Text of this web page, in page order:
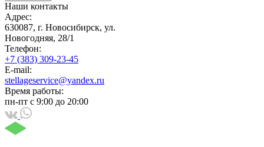
Наши контакты
Адрес:
630087, г. Новосибирск, ул.
Новогодняя, 28/1
Телефон:
+7 (383) 309-23-45
E-mail:
stellageservice@yandex.ru
Время работы:
пн-пт с 9:00 до 20:00